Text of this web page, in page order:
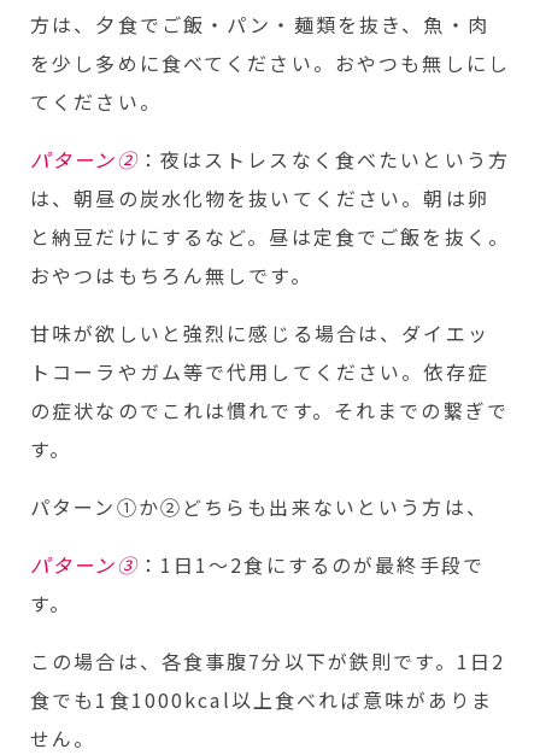
方は、夕食でご飯・パン・麺類を抜き、魚・肉
を少し多めに食べてください。おやつも無しにし
てください。
パターン②：夜はストレスなく食べたいという方
は、朝昼の炭水化物を抜いてください。朝は卵
と納豆だけにするなど。昼は定食でご飯を抜く。
おやつはもちろん無しです。
甘味が欲しいと強烈に感じる場合は、ダイエッ
トコーラやガム等で代用してください。依存症
の症状なのでこれは慣れです。それまでの繋ぎで
す。
パターン①か②どちらも出来ないという方は、
パターン③：1日1～2食にするのが最終手段で
す。
この場合は、各食事腹7分以下が鉄則です。1日2
食でも1食1000kcal以上食べれば意味がありま
せん。